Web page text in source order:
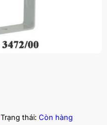
Trạng thái: Còn hàng